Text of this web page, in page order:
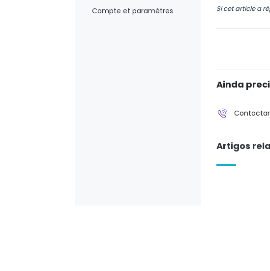
Compte et paramètres
Si cet article a
Ainda
Artigos